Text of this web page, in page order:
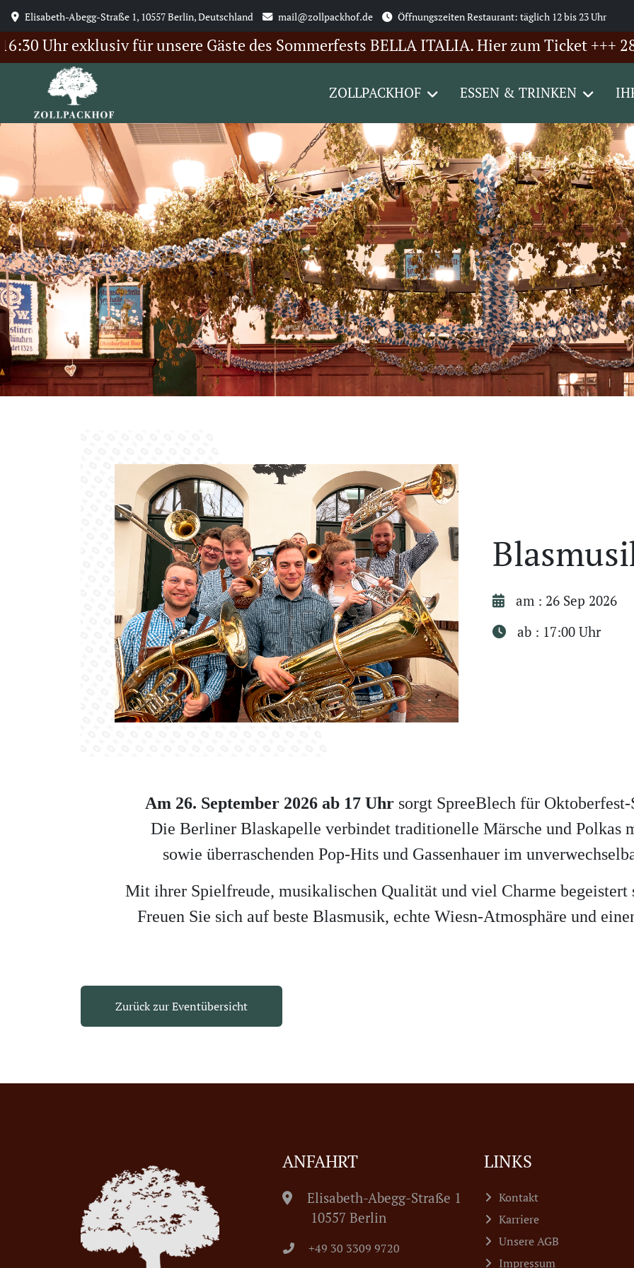
Elisabeth-Abegg-Straße 1, 10557 Berlin, Deutschland mail@zollpackhof.de Öffnungszeiten Restaurant: täglich 12 bis 23 Uhr
exklusiv für unsere Gäste des Sommerfests BELLA ITALIA. Hier zum Ticket +++
ZOLLPACKHOF ESSEN & TRINKEN
am : 26 Sep 2026
ab : 17:00 Uhr
Am 26. September 2026 ab 17 Uhr sorgt SpreeBlech für
Die Berliner Blaskapelle verbindet traditionelle Märsche und Polkas
sowie überraschenden Pop-Hits und Gassenhauer im
Mit ihrer Spielfreude, musikalischen Qualität und viel Charme begeistert
Freuen Sie sich auf beste Blasmusik, echte Wiesn-Atmosphäre und
Zurück zur Eventübersicht
ANFAHRT
Elisabeth-Abegg-Straße 1
10557 Berlin
+49 30 3309 9720
LINKS
Kontakt
Karriere
Unsere AGB
Impressum